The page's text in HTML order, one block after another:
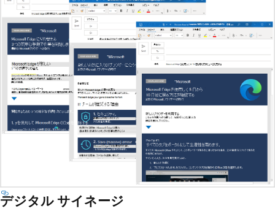
デジタル サイネージ